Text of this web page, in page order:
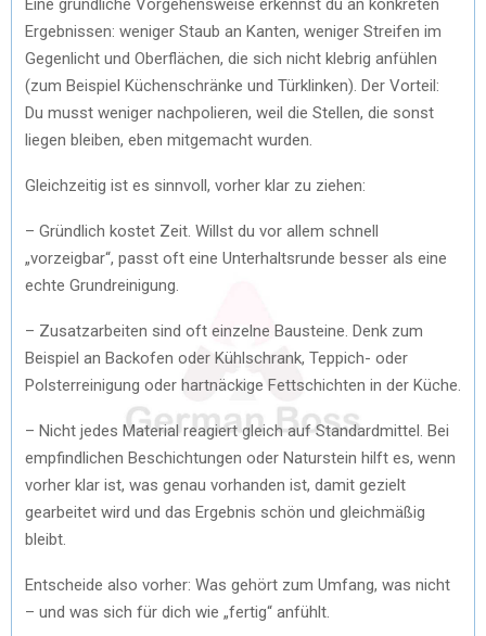
Ergebnissen: weniger Staub an Kanten, weniger Streifen im
Gegenlicht und Oberflächen, die sich nicht klebrig anfühlen
(zum Beispiel Küchenschränke und Türklinken). Der Vorteil:
Du musst weniger nachpolieren, weil die Stellen, die sonst
liegen bleiben, eben mitgemacht wurden.
Gleichzeitig ist es sinnvoll, vorher klar zu ziehen:
– Gründlich kostet Zeit. Willst du vor allem schnell
„vorzeigbar“, passt oft eine Unterhaltsrunde besser als eine
echte Grundreinigung.
– Zusatzarbeiten sind oft einzelne Bausteine. Denk zum
Beispiel an Backofen oder Kühlschrank, Teppich- oder
Polsterreinigung oder hartnäckige Fettschichten in der Küche.
– Nicht jedes Material reagiert gleich auf Standardmittel. Bei
empfindlichen Beschichtungen oder Naturstein hilft es, wenn
vorher klar ist, was genau vorhanden ist, damit gezielt
gearbeitet wird und das Ergebnis schön und gleichmäßig
bleibt.
Entscheide also vorher: Was gehört zum Umfang, was nicht
– und was sich für dich wie „fertig“ anfühlt.